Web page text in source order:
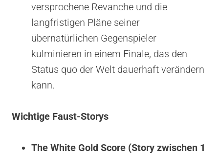
versprochene Revanche und die
langfristigen Pläne seiner
übernatürlichen Gegenspieler
kulminieren in einem Finale, das den
Status quo der Welt dauerhaft verändern
kann.
Wichtige Faust-Storys
The White Gold Score (Story zwischen 1